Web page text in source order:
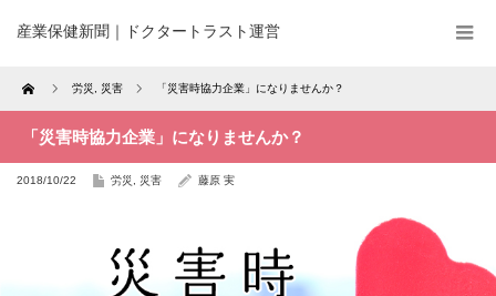
産業保健新聞｜ドクタートラスト運営
Home 労災 災害 「災害時協力企業」になりませんか？
「災害時協力企業」になりませんか？
2018/10/22 労災 災害 藤原 実